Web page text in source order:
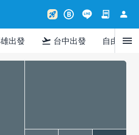
rocket_launch B contract person
出發 flight_takeoff 台中出發 自由行menu